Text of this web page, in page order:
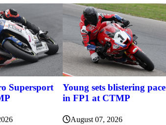
Supersport
Young sets blistering pace
in FP1 at CTMP
August 07, 2026